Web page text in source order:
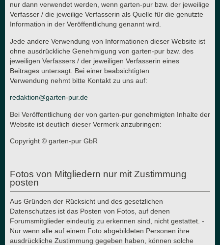
nur dann verwendet werden, wenn garten-pur bzw. der jeweilige
Verfasser / die jeweilige Verfasserin als Quelle für die genutzte
Information in der Veröffentlichung genannt wird.
Jede andere Verwendung von Informationen dieser Website ist
ohne ausdrückliche Genehmigung von garten-pur bzw. des
jeweiligen Verfassers / der jeweiligen Verfasserin eines
Beitrages untersagt. Bei einer beabsichtigten
Verwendung nehmt bitte Kontakt zu uns auf:
redaktion@garten-pur.de
Bei Veröffentlichung der von garten-pur genehmigten Inhalte der
Website ist deutlich dieser Vermerk anzubringen:
Copyright © garten-pur GbR
Fotos von Mitgliedern nur mit Zustimmung
posten
Aus Gründen der Rücksicht und des gesetzlichen
Datenschutzes ist das Posten von Fotos, auf denen
Forumsmitglieder eindeutig zu erkennen sind, nicht gestattet. -
Nur wenn alle auf einem Foto abgebildeten Personen ihre
ausdrückliche Zustimmung gegeben haben, können solche